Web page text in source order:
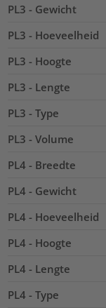
PL3 - Gewicht
PL3 - Hoeveelheid
PL3 - Hoogte
PL3 - Lengte
PL3 - Type
PL3 - Volume
PL4 - Breedte
PL4 - Gewicht
PL4 - Hoeveelheid
PL4 - Hoogte
PL4 - Lengte
PL4 - Type